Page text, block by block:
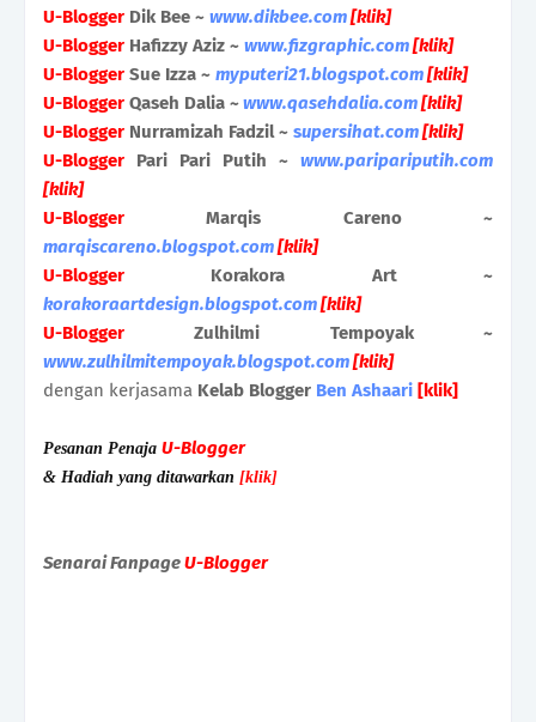
U-Blogger Dik Bee ~ www.dikbee.com[klik]
U-Blogger Hafizzy Aziz ~ www.fizgraphic.com[klik]
U-Blogger Sue Izza ~ myputeri21.blogspot.com[klik]
U-Blogger Qaseh Dalia ~www.qasehdalia.com[klik]
U-Blogger Nurramizah Fadzil ~ supersihat.com[klik]
U-Blogger Pari Pari Putih ~ www.paripariputih.com
[klik]
U-Blogger Marqis Careno ~
marqiscareno.blogspot.com[klik]
U-Blogger Korakora Art ~
korakoraartdesign.blogspot.com[klik]
U-BloggerZulhilmi Tempoyak ~
www.zulhilmitempoyak.blogspot.com[klik]
dengan kerjasama Kelab Blogger Ben Ashaari [klik]
Pesanan Penaja U-Blogger
& Hadiah yang ditawarkan [klik]
Senarai FanpageU-Blogger